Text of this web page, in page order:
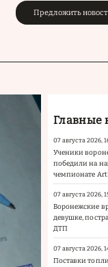
Предложить
Главные
07 августа 2026,
Ученики
победили на
чемпионате
07 августа 2026,
Воронежские
девушке,
ДТП
07 августа 2026,
Поставки